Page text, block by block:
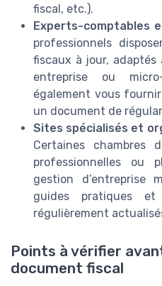
fiscal, etc.).
Experts-comptables
professionnels
fiscaux à jour,
entreprise ou
également vous
un document de
Sites spécialisés et
Certaines chambres
professionnelles ou
gestion d’entreprise
guides pratiques et
régulièrement
Points à vérifier
document fiscal